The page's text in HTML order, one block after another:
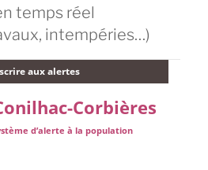
temps réel
intempéries…)